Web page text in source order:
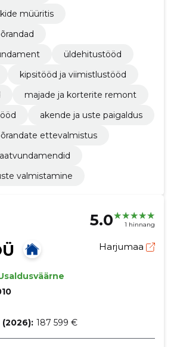
müüritis
üldehitustööd
kipsitööd ja viimistlustööd
majade ja korterite remont
akende ja uste paigaldus
ettevalmistus
valmistamine
5.0 1 hinnang
Harjumaa
187 599 €